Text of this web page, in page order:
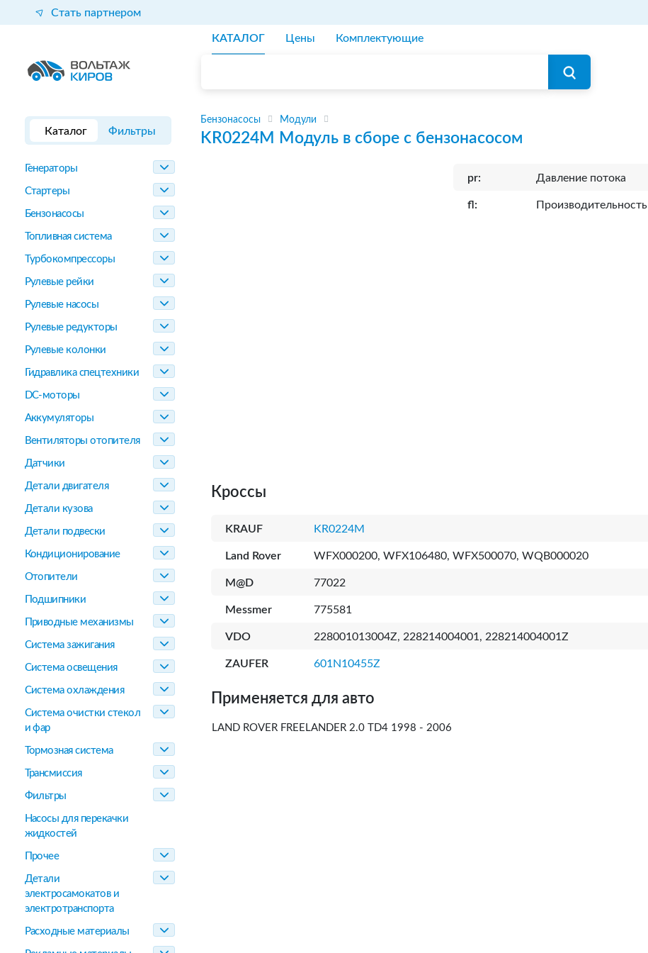
Стать партнером
КАТАЛОГ Цены Комплектующие
Каталог Фильтры
Генераторы
Стартеры
Бензонасосы
Топливная система
Турбокомпрессоры
Рулевые рейки
Рулевые насосы
Рулевые редукторы
Рулевые колонки
Гидравлика спецтехники
DC-моторы
Аккумуляторы
Вентиляторы отопителя
Датчики
Детали двигателя
Детали кузова
Детали подвески
Кондиционирование
Отопители
Подшипники
Приводные механизмы
Система зажигания
Система освещения
Система охлаждения
Система очистки стекол
и фар
Тормозная система
Трансмиссия
Фильтры
Насосы для перекачки
жидкостей
Прочее
Детали
электросамокатов и
электротранспорта
Расходные материалы
Бензонасосы Модули
KR0224M Модуль в сборе с бензонасосом
pr: Давление потока
fl: Производительность
Кроссы
KRAUF KR0224M
Land Rover WFX000200, WFX106480, WFX500070, WQB000020
M@D 77022
Messmer 775581
VDO 228001013004Z, 228214004001, 228214004001Z
ZAUFER 601N10455Z
Применяется для авто
LAND ROVER FREELANDER 2.0 TD4 1998 - 2006